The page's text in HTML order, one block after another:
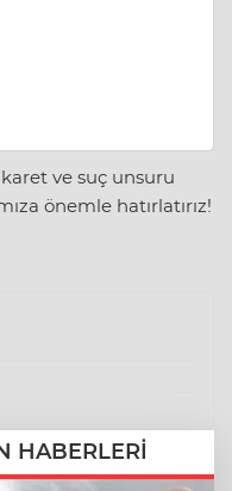
ve suç unsuru
önemle hatırlatırız!
HABERLERİ